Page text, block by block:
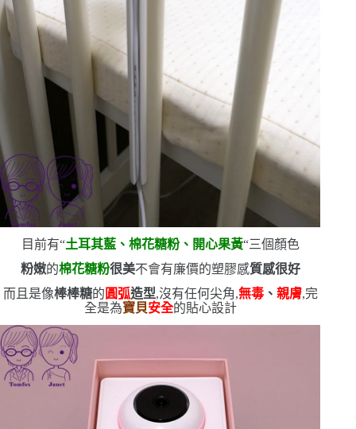
目前有“土耳其藍、棉花糖粉、開心果黃“三個顏色
粉嫩的棉花糖粉很美不會有廉價的塑膠感質感很好
而且是像棒棒糖的 圓弧造型,沒有任何尖角,無毒、 親膚,完
全是為寶貝安全的貼心設計